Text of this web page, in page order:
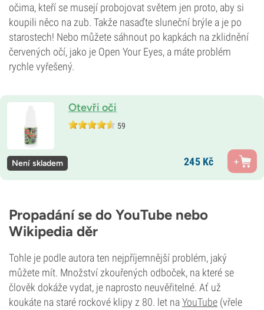
očima, kteří se musejí probojovat světem jen proto, aby si
koupili něco na zub. Takže nasaďte sluneční brýle a je po
starostech! Nebo můžete sáhnout po kapkách na zklidnění
červených očí, jako je Open Your Eyes, a máte problém
rychle vyřešený.
Otevři oči
59
Není skladem 245Kč
Propadání se do YouTube nebo
Wikipedia děr
Tohle je podle autora ten nejpříjemnější problém, jaký
můžete mít. Množství zkouřených odboček, na které se
člověk dokáže vydat, je naprosto neuvěřitelné. Ať už
koukáte na staré rockové klipy z 80. let naYouTube (vřele